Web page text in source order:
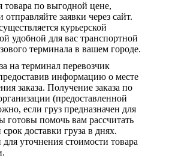
товара по выгодной цене,
заявки через сайт.
курьерской
удобной для вас транспортной
терминала в вашем городе.
на терминал перевозчик
информацию о месте
заказа. Получение заказа по
(предоставленной
если груз предназначен для
готовы помочь вам рассчитать
доставки груза в днях.
уточнения стоимости товара